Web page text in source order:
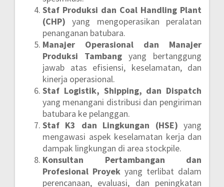
Staf Produksi dan Coal Handling Plant
(CHP) yang mengoperasikan peralatan
penanganan batubara.
Manajer Operasional dan Manajer
Produksi Tambang yang bertanggung
jawab atas efisiensi, keselamatan, dan
kinerja operasional.
Staf Logistik, Shipping, dan Dispatch
yang menangani distribusi dan pengiriman
batubara ke pelanggan.
Staf K3 dan Lingkungan (HSE) yang
mengawasi aspek keselamatan kerja dan
dampak lingkungan di area stockpile.
Konsultan Pertambangan dan
Profesional Proyek yang terlibat dalam
perencanaan, evaluasi, dan peningkatan